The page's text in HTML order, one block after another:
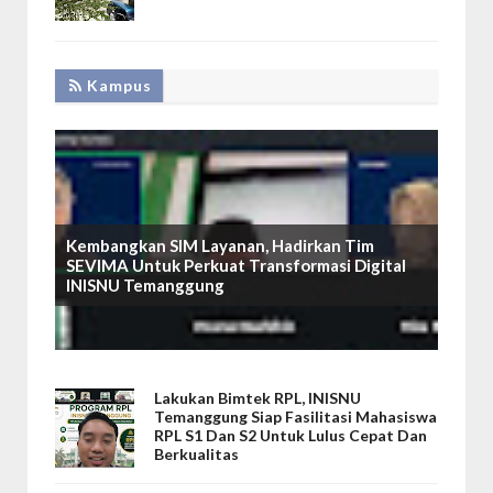
Kampus
Kembangkan SIM Layanan, Hadirkan Tim
SEVIMA Untuk Perkuat Transformasi Digital
INISNU Temanggung
Lakukan Bimtek RPL, INISNU
Temanggung Siap Fasilitasi Mahasiswa
RPL S1 Dan S2 Untuk Lulus Cepat Dan
Berkualitas